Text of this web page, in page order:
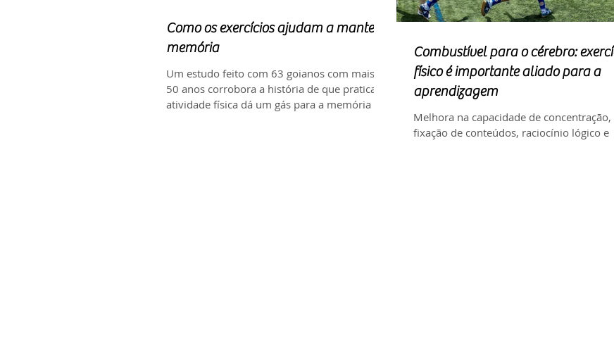
Como os exercícios ajudam a manter a
memória
Um estudo feito com 63 goianos com mais de
50 anos corrobora a história de que praticar
atividade física dá um gás para a memória e...
Combustível para o cérebro:
físico é importante aliado para a
aprendizagem
Melhora na capacidade de concentração,
fixação de conteúdos, raciocínio lógico e